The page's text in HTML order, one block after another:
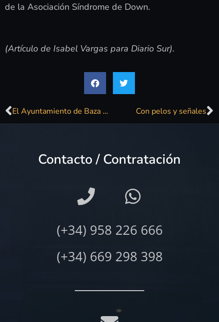
de la Asociación Síndrome de Down.
(Artículo de Isabel Vargas para Diario Sur).
El Ayuntamiento de Baza sigue destinando el dinero de los grandes conciertos de la feria a la bolsa social de empleo Con pelos y señales
Contacto / Contratación
(+34) 958 226 666
(+34) 669 298 398